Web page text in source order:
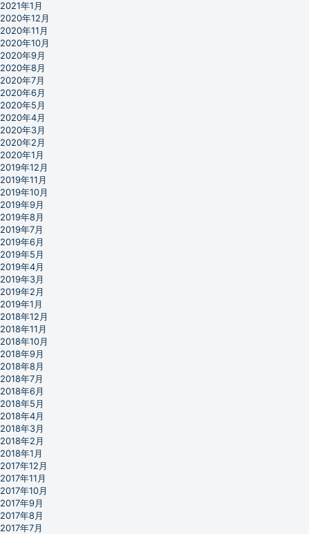
2021年1月
2020年12月
2020年11月
2020年10月
2020年9月
2020年8月
2020年7月
2020年6月
2020年5月
2020年4月
2020年3月
2020年2月
2020年1月
2019年12月
2019年11月
2019年10月
2019年9月
2019年8月
2019年7月
2019年6月
2019年5月
2019年4月
2019年3月
2019年2月
2019年1月
2018年12月
2018年11月
2018年10月
2018年9月
2018年8月
2018年7月
2018年6月
2018年5月
2018年4月
2018年3月
2018年2月
2018年1月
2017年12月
2017年11月
2017年10月
2017年9月
2017年8月
2017年7月